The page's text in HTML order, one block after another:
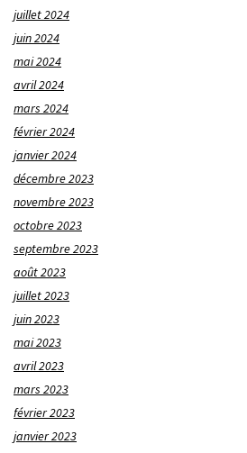
juillet 2024
juin 2024
mai 2024
avril 2024
mars 2024
février 2024
janvier 2024
décembre 2023
novembre 2023
octobre 2023
septembre 2023
août 2023
juillet 2023
juin 2023
mai 2023
avril 2023
mars 2023
février 2023
janvier 2023